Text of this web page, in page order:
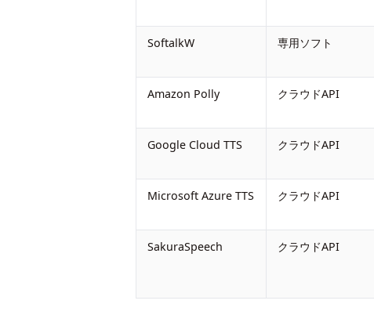
SoftalkW 専用ソフト
Amazon Polly クラウドAPI
Google Cloud TTS クラウドAPI
Microsoft Azure TTS クラウドAPI
SakuraSpeech クラウドAPI